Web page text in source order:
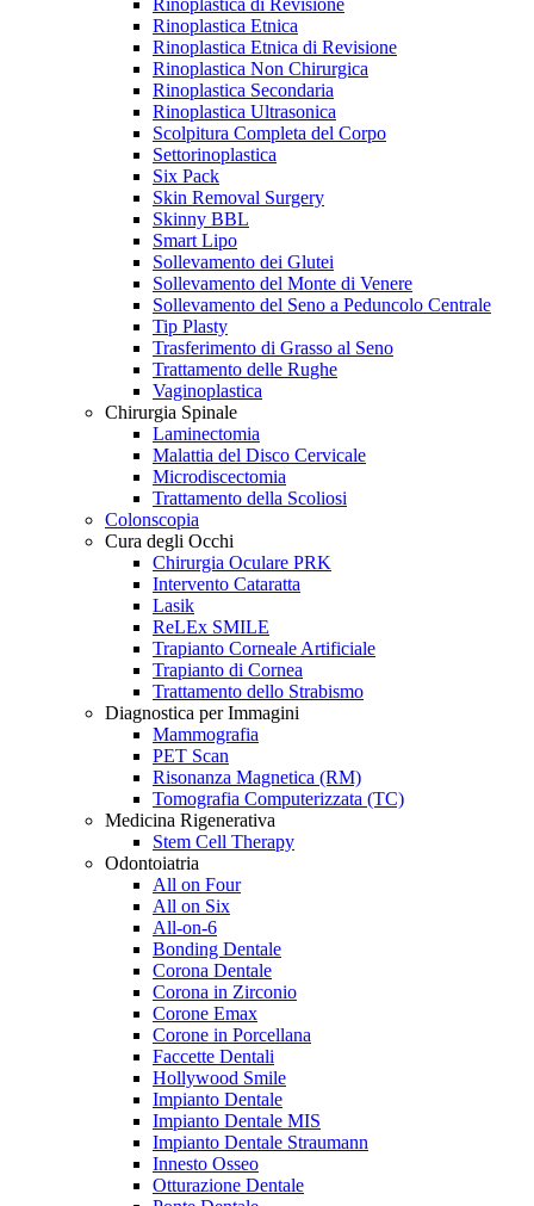
Rinoplastica Etnica
Rinoplastica Etnica di Revisione
Rinoplastica Non Chirurgica
Rinoplastica Secondaria
Rinoplastica Ultrasonica
Scolpitura Completa del Corpo
Settorinoplastica
Six Pack
Skin Removal Surgery
Skinny BBL
Smart Lipo
Sollevamento dei Glutei
Sollevamento del Monte di Venere
Sollevamento del Seno a Peduncolo Centrale
Tip Plasty
Trasferimento di Grasso al Seno
Trattamento delle Rughe
Vaginoplastica
Chirurgia Spinale
Laminectomia
Malattia del Disco Cervicale
Microdiscectomia
Trattamento della Scoliosi
Colonscopia
Cura degli Occhi
Chirurgia Oculare PRK
Intervento Cataratta
Lasik
ReLEx SMILE
Trapianto Corneale Artificiale
Trapianto di Cornea
Trattamento dello Strabismo
Diagnostica per Immagini
Mammografia
PET Scan
Risonanza Magnetica (RM)
Tomografia Computerizzata (TC)
Medicina Rigenerativa
Stem Cell Therapy
Odontoiatria
All on Four
All on Six
All-on-6
Bonding Dentale
Corona Dentale
Corona in Zirconio
Corone Emax
Corone in Porcellana
Faccette Dentali
Hollywood Smile
Impianto Dentale
Impianto Dentale MIS
Impianto Dentale Straumann
Innesto Osseo
Otturazione Dentale